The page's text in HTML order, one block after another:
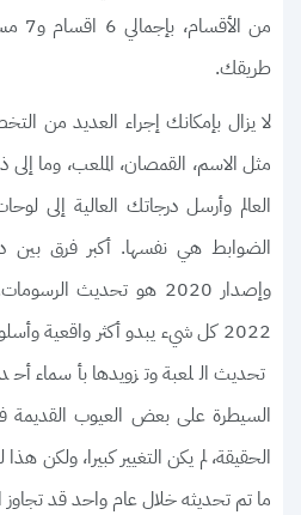
من
طريقك.
لا يزال بإمكانك إجراء العديد من
مثل الاسم، القمصان، الملعب، وما
العالم وأرسل درجاتك العالية إلى
وإصدار 2020 هو تحديث
2022 كل شيء يبدو أكثر واقعية
تحديث اللعبة وتزويدها بأسماء
السيطرة على بعض العيوب
الحقيقة، لم يكن التغيير كبيرا، ولكن
ما تم تحديثه خلال عام واحد قد تجاوز